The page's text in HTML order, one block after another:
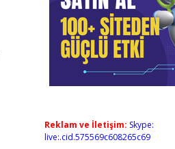
Reklam ve İletişim: Skype:
live:.cid.575569c608265c69